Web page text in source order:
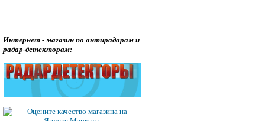
Интернет - магазин по антирадарам и
радар-детекторам: